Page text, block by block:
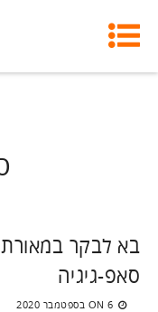
בא לבקר במאורת
סאפ-גיגיה
ON 6 בספטמבר 2020